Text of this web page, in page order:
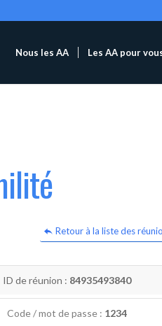
Nous les AA Les AA pour
Retour à la liste des
ID de réunion : 84935493840
Code / mot de passe : 1234